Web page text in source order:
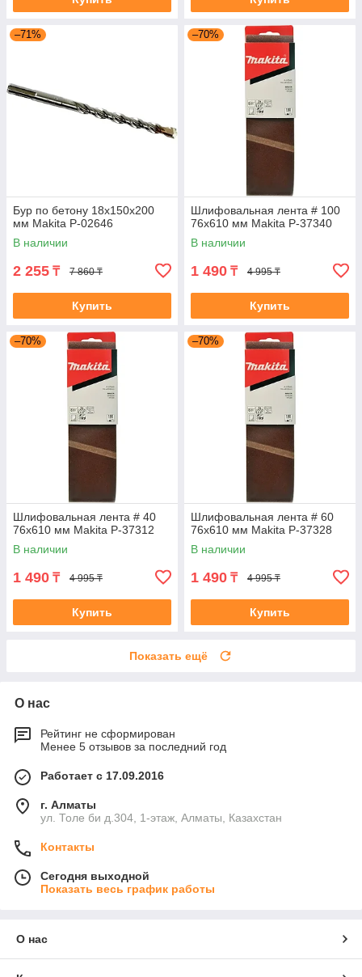
–71%
Бур по бетону 18x150x200
мм Makita P-02646
В наличии
2 255 ₸ 7 860 ₸
Купить
–70%
Шлифовальная лента # 100
76x610 мм Makita P-37340
В наличии
1 490 ₸ 4 995 ₸
Купить
–70%
Шлифовальная лента # 40
76x610 мм Makita P-37312
В наличии
1 490 ₸ 4 995 ₸
Купить
–70%
Шлифовальная лента # 60
76x610 мм Makita P-37328
В наличии
1 490 ₸ 4 995 ₸
Купить
Показать ещё
О нас
Рейтинг не сформирован
Менее 5 отзывов за последний год
Работает с 17.09.2016
г. Алматы
ул. Толе би д.304, 1-этаж, Алматы, Казахстан
Контакты
Сегодня выходной
Показать весь график работы
О нас